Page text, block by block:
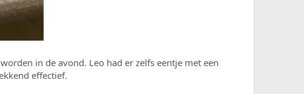
in de avond. Leo had er zelfs eentje met een
effectief.